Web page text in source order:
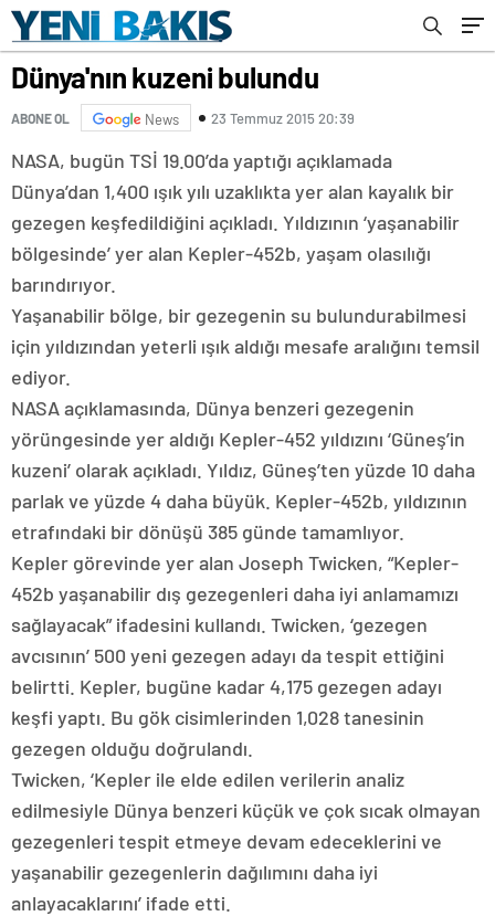
Dünya'nın kuzeni bulundu
ABONE OL News 23 Temmuz 2015 20:39
NASA, bugün TSİ 19.00’da yaptığı açıklamada
Dünya’dan 1,400 ışık yılı uzaklıkta yer alan kayalık bir
gezegen keşfedildiğini açıkladı. Yıldızının ‘yaşanabilir
bölgesinde’ yer alan Kepler-452b, yaşam olasılığı
barındırıyor.
Yaşanabilir bölge, bir gezegenin su bulundurabilmesi
için yıldızından yeterli ışık aldığı mesafe aralığını temsil
ediyor.
NASA açıklamasında, Dünya benzeri gezegenin
yörüngesinde yer aldığı Kepler-452 yıldızını ‘Güneş’in
kuzeni’ olarak açıkladı. Yıldız, Güneş’ten yüzde 10 daha
parlak ve yüzde 4 daha büyük. Kepler-452b, yıldızının
etrafındaki bir dönüşü 385 günde tamamlıyor.
Kepler görevinde yer alan Joseph Twicken, “Kepler-
452b yaşanabilir dış gezegenleri daha iyi anlamamızı
sağlayacak” ifadesini kullandı. Twicken, ‘gezegen
avcısının’ 500 yeni gezegen adayı da tespit ettiğini
belirtti. Kepler, bugüne kadar 4,175 gezegen adayı
keşfi yaptı. Bu gök cisimlerinden 1,028 tanesinin
gezegen olduğu doğrulandı.
Twicken, ‘Kepler ile elde edilen verilerin analiz
edilmesiyle Dünya benzeri küçük ve çok sıcak olmayan
gezegenleri tespit etmeye devam edeceklerini ve
yaşanabilir gezegenlerin dağılımını daha iyi
anlayacaklarını’ ifade etti.